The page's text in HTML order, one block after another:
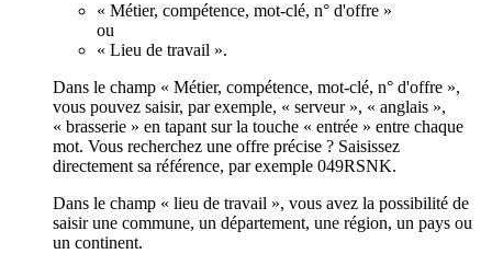
« Métier, compétence, mot-clé, n° d'offre »
ou
« Lieu de travail ».
Dans le champ « Métier, compétence, mot-clé, n° d'offre »,
vous pouvez saisir, par exemple, « serveur », « anglais »,
« brasserie » en tapant sur la touche « entrée » entre chaque
mot. Vous recherchez une offre précise ? Saisissez
directement sa référence, par exemple 049RSNK.
Dans le champ « lieu de travail », vous avez la possibilité de
saisir une commune, un département, une région, un pays ou
un continent.